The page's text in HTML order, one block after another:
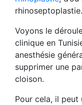
rhinoseptoplastie.
Voyons le
clinique en
anesthésie
supprimer une
cloison.
Pour cela, il